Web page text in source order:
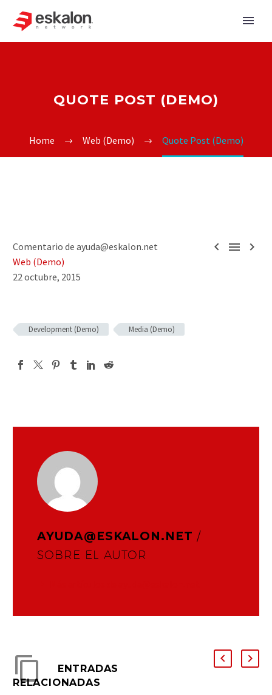
QUOTE POST (DEMO)
Home Web (Demo) Quote Post (Demo)
  
Comentario de ayuda@eskalon.net
Web (Demo)
22 octubre, 2015
Development (Demo) Media (Demo)
AYUDA@ESKALON.NET/
SOBRE EL AUTOR
ENTRADAS
RELACIONADAS